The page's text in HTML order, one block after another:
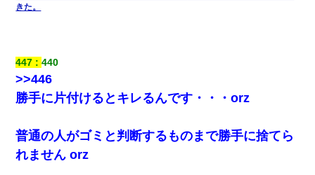
宅飲みで女友達の乳を見てしまった・・・
嘘をついてフリン旅行へ出かけた嫁→翌日、嫁「ただいま～」旦
きた。
447 440
>>446
勝手に片付けるとキレるんです・・・orz
普通の人がゴミと判断するものまで勝手に捨てら
れません orz